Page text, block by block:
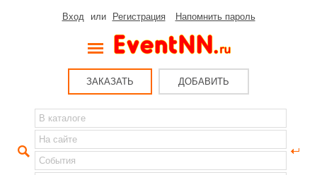
Вход или Регистрация Напомнить пароль
ЗАКАЗАТЬ ДОБАВИТЬ